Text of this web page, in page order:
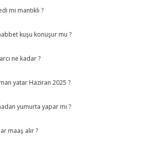
mi mantıklı ?
kuşu konuşur mu ?
ne kadar ?
yatar Haziran 2025 ?
yumurta yapar mı ?
maaş alır ?